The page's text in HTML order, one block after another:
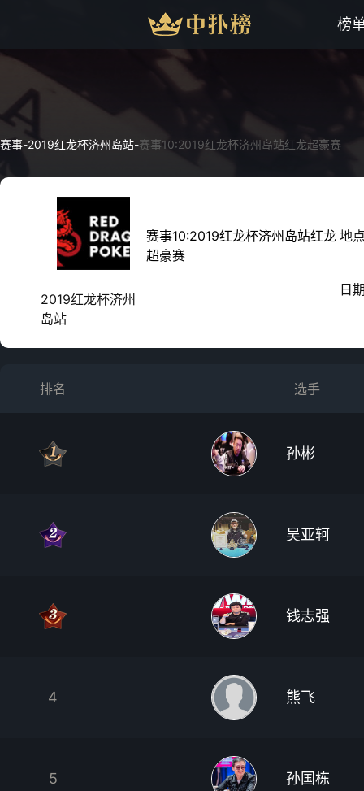
榜
赛事-2019红龙杯济州岛站-赛事10:2019红龙杯济州岛站红龙超豪赛
2019红龙杯济州
岛站
赛事10:2019红龙杯济州岛站红龙
超豪赛
地
日
排名 选手
孙彬
吴亚轲
钱志强
4 熊飞
5 孙国栋